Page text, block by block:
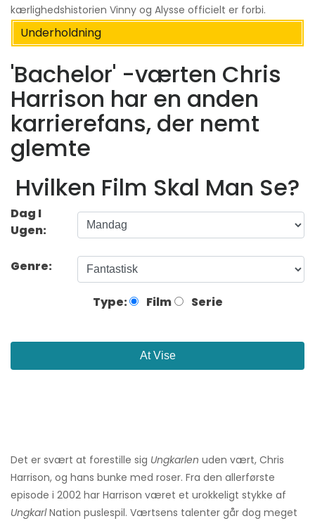
kærlighedshistorien Vinny og Alysse officielt er forbi.
Underholdning
'Bachelor' -værten Chris
Harrison har en anden
karrierefans, der nemt
glemte
Hvilken Film Skal Man Se?
Dag I
Ugen:
Genre:
Type: Film Serie
At Vise
Det er svært at forestille sig Ungkarlen uden vært, Chris
Harrison, og hans bunke med roser. Fra den allerførste
episode i 2002 har Harrison været et urokkeligt stykke af
UngkarlNation puslespil. Værtsens talenter går dog meget